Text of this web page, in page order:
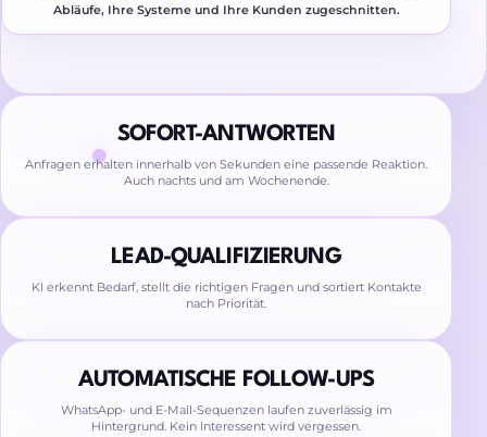
Abläufe, Ihre Systeme und Ihre Kunden zugeschnitten.
SOFORT-ANTWORTEN
Anfragen erhalten innerhalb von Sekunden eine passende Reaktion.
Auch nachts und am Wochenende.
LEAD-QUALIFIZIERUNG
KI erkennt Bedarf, stellt die richtigen Fragen und sortiert Kontakte
nach Priorität.
AUTOMATISCHE FOLLOW-UPS
WhatsApp- und E-Mail-Sequenzen laufen zuverlässig im
Hintergrund. Kein Interessent wird vergessen.